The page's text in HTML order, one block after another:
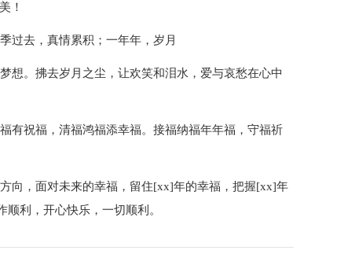
！
过去，真情累积；一年年，岁月
想。拂去岁月之尘，让欢笑和泪水，爱与哀愁在心中
有祝福，清福鸿福添幸福。接福纳福年年福，守福祈
向，面对未来的幸福，留住[xx]年的幸福，把握[xx]年
利，开心快乐，一切顺利。